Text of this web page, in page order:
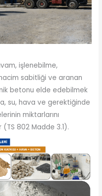
işlenebilme,
hacim sabitliği ve aranan
betonu elde edebilmek
su, hava ve gerektiğinde
miktarlarını
802 Madde 3.1).